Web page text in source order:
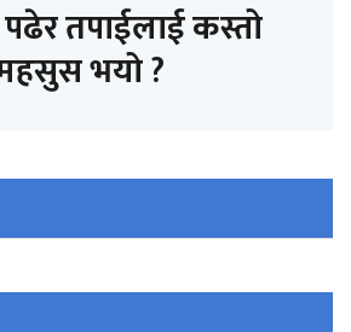
तपाईलाई कस्तो
भयो ?